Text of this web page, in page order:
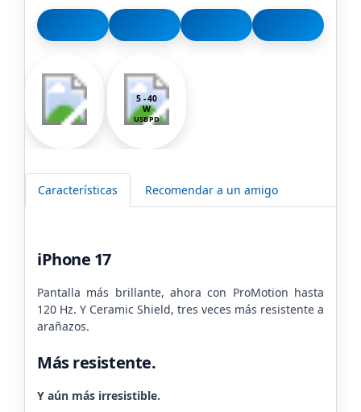
5 - 40
W
USB PD
Características Recomendar a un amigo
iPhone 17
Pantalla más brillante, ahora con ProMotion hasta
120 Hz. Y Ceramic Shield, tres veces más resistente a
arañazos.
Más resistente.
Y aún más irresistible.